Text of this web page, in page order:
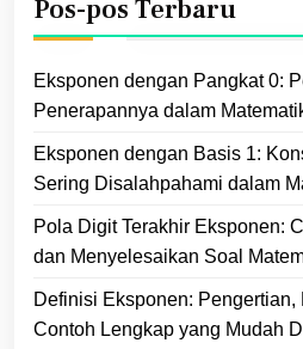
Pos-pos Terbaru
Eksponen dengan Pangkat 0:
Penerapannya dalam
Eksponen dengan Basis 1:
Sering Disalahpahami dalam
Pola Digit Terakhir Eksponen:
dan Menyelesaikan Soal
Definisi Eksponen: Pengertian,
Contoh Lengkap yang Mudah